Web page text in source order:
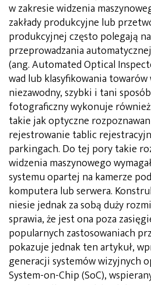
w zakresie widzenia
zakłady produkcyjne lub
produkcyjnej często polegają
przeprowadzania
(ang. Automated Optical
wad lub klasyfikowania
niezawodny, szybki i tani
fotograficzny wykonuje
takie jak optyczne
rejestrowanie tablic
parkingach. Do tej pory takie
widzenia maszynowego
systemu opartej na kamerze
komputera lub serwera.
niesie jednak za sobą duży
sprawia, że jest ona poza
popularnych zastosowaniach
pokazuje jednak ten artykuł,
generacji systemów wizyjnych
System-on-Chip (SoC),